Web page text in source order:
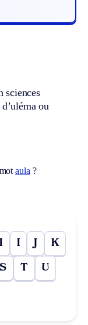
sciences
ou
aula ?
I J K
S T U